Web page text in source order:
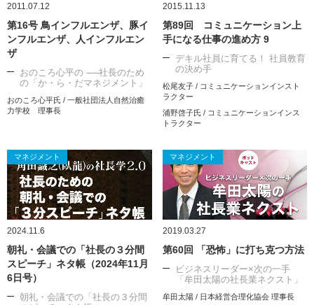
2011.07.12
第16号 鳥インフルエンザ、豚イ
ンフルエンザ、人インフルエン
ザ
おのころ心平の ──社長のため
の「か・ら・だマネジメント」
おのころ心平氏 / 一般社団法人自然治癒
力学校 理事長
2015.11.13
第89回 コミュニケーション上
手になる仕事の進め方 9
デキル社員に育てる！ 社員教育
の決め手
松尾友子 / コミュニケーションインスト
ラクター
浦野啓子氏 / コミュニケーションインス
トラクター
マネジメント
2024.11.6
朝礼・会議での「社長の３分間
スピーチ」ネタ帳（2024年11月
6日号）
朝礼・会議での「社長の３分間
マネジメント
2019.03.27
第60回 「恐怖」に打ち克つ方法
ビジネスリーダー×次の一手
「牟田太陽の社長業ネクスト」
牟田太陽 / 日本経営合理化協会 理事長